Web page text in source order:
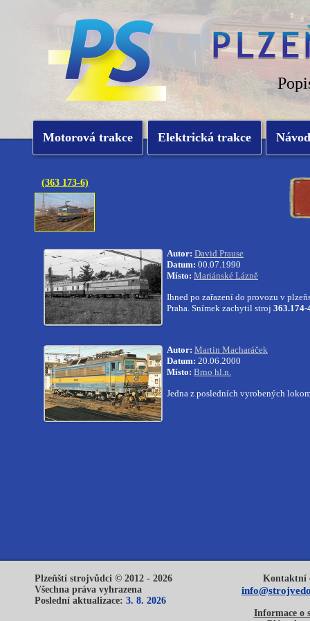
Motorová trakce Elektrická trakce
(363 173-6)
Autor: David Prause
Datum: 00.07.1990
Místo: Mariánské Lázně
Ihned po zařazení do provozu v
Praha. Snímek zachytil stroj
Autor: Martin Macharáček
Datum: 20.06.2000
Místo: Brno hl.n.
Jedna z posledních vyrobených
Plzeňští strojvůdci © 2012 - 2026
Všechna práva vyhrazena
Poslední aktualizace: 3. 8. 2026
Kontaktní
Informace o